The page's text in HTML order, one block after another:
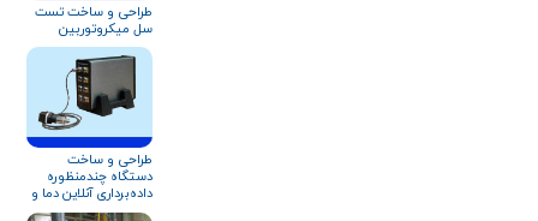
طراحی و ساخت تست
سل میکروتوربین
طراحی و ساخت
دستگاه چندمنظوره
داده‌برداری آنلاین دما و
فشار